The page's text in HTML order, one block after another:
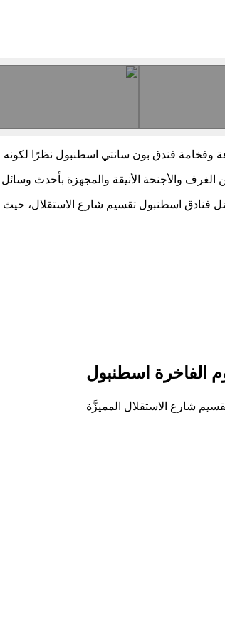
وفخامة فندق بون سانتي اسطنبول نظرًا
والأجنحة الأنيقة والمجهزة بأحدث
فنادق اسطنبول تقسيم شارع الاستقلال، حيث
الفاخرة اسطنبول